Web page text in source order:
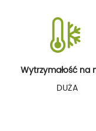
Wytrzymałość na
DUŻA